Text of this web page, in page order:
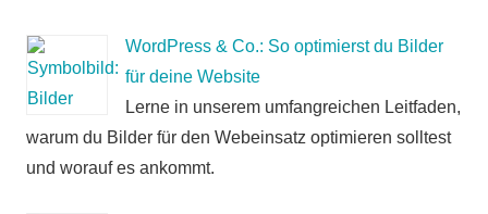
WordPress & Co.: So optimierst du Bilder
für deine Website
Lerne in unserem umfangreichen Leitfaden,
warum du Bilder für den Webeinsatz optimieren solltest
und worauf es ankommt.